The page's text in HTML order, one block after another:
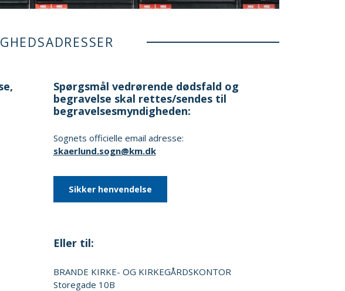
Spørgsmål vedrørende dødsfald og
begravelse skal rettes/sendes til
begravelsesmyndigheden:
Sognets officielle email adresse:
skaerlund.sogn@km.dk
Sikker henvendelse
Eller til:
BRANDE KIRKE- OG KIRKEGÅRDSKONTOR
Storegade 10B